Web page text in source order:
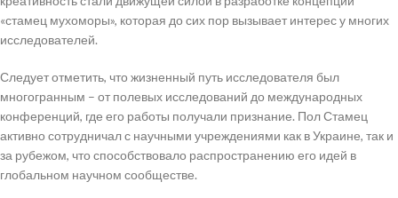
«стамец мухоморы», которая до сих пор вызывает интерес у многих
исследователей.
Следует отметить, что жизненный путь исследователя был
многогранным – от полевых исследований до международных
конференций, где его работы получали признание. Пол Стамец
активно сотрудничал с научными учреждениями как в Украине, так и
за рубежом, что способствовало распространению его идей в
глобальном научном сообществе.